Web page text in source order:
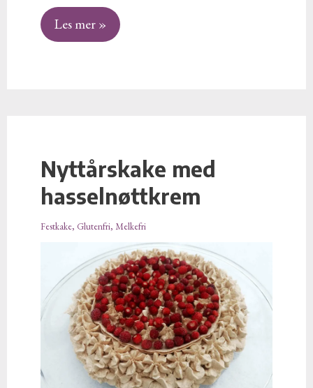
Les mer »
Nyttårskake med
hasselnøttkrem
Festkake, Glutenfri, Melkefri
Nyttårskake
med
hasselnøttkrem